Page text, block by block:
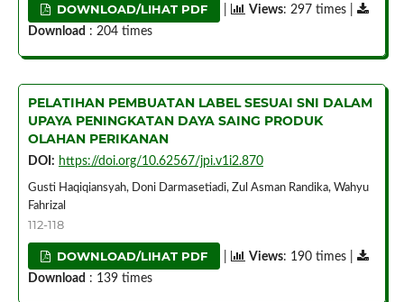
DOWNLOAD/LIHAT PDF Views: 297 times |
Download : 204 times
PELATIHAN PEMBUATAN LABEL SESUAI SNI DALAM
UPAYA PENINGKATAN DAYA SAING PRODUK
OLAHAN PERIKANAN
DOI: https://doi.org/10.62567/jpi.v1i2.870
Gusti Haqiqiansyah, Doni Darmasetiadi, Zul Asman Randika, Wahyu
Fahrizal
112-118
DOWNLOAD/LIHAT PDF Views: 190 times |
Download : 139 times